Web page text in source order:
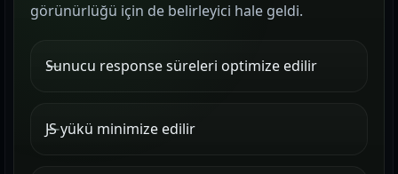
görünürlüğü için de belirleyici hale geldi.
Sunucu response süreleri optimize edilir
JS yükü minimize edilir